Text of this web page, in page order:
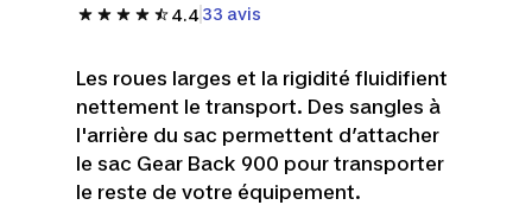
4.433 avis
Les roues larges et la rigidité fluidifient
nettement le transport. Des sangles à
l'arrière du sac permettent d’attacher
le sac Gear Back 900 pour transporter
le reste de votre équipement.